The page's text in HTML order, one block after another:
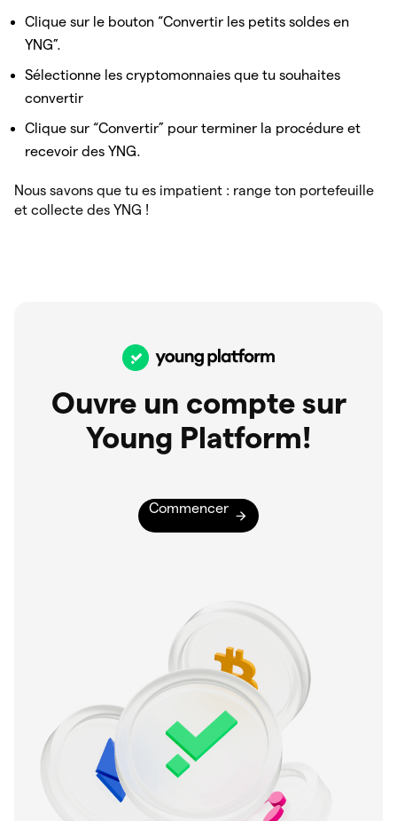
Clique sur le bouton “Convertir les petits soldes en
YNG”.
Sélectionne les cryptomonnaies que tu souhaites
convertir
Clique sur “Convertir” pour terminer la procédure et
recevoir des YNG.
Nous savons que tu es impatient : range ton portefeuille
et collecte des YNG !
Ouvre un compte sur
Young Platform!
Commencer